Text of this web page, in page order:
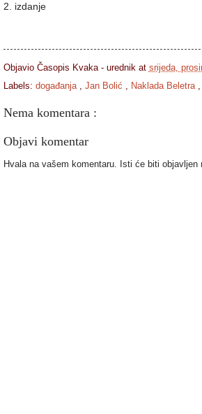
2. izdanje
Objavio Časopis Kvaka - urednik at srijeda,
Labels: događanja , Jan Bolić , Naklada Beletra ,
Nema komentara :
Objavi komentar
Hvala na vašem komentaru. Isti će biti objavljen